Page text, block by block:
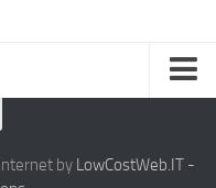
by LowCostWeb.IT -